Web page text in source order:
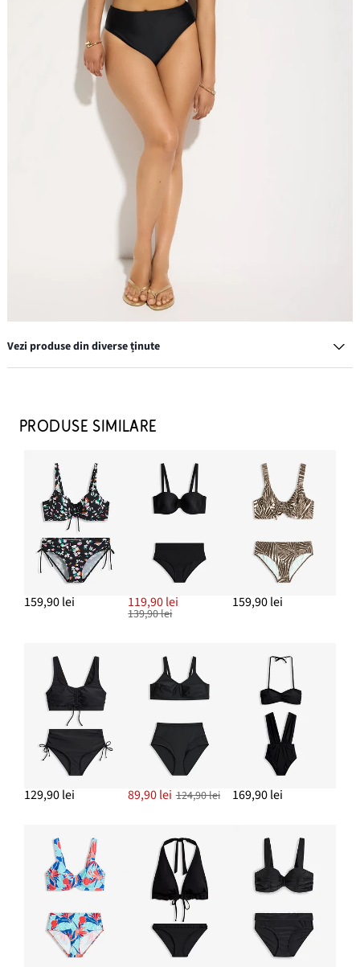
Vezi produse din diverse ținute
69,00 lei
Papuci cu baretă între degete, cu aspect metalic
84,90 lei
ADAUGĂ ÎN COȘ
Cercei cu șurub cu pandativ din paie
ADAUGĂ ÎN COȘ
Brățară solidă
62,90 lei
ADAUGĂ ÎN COȘ
PRODUSE SIMILARE
159,90 lei 119,90 lei
139,90 lei
159,90 lei
129,90 lei 89,90 lei 124,90 lei 169,90 lei